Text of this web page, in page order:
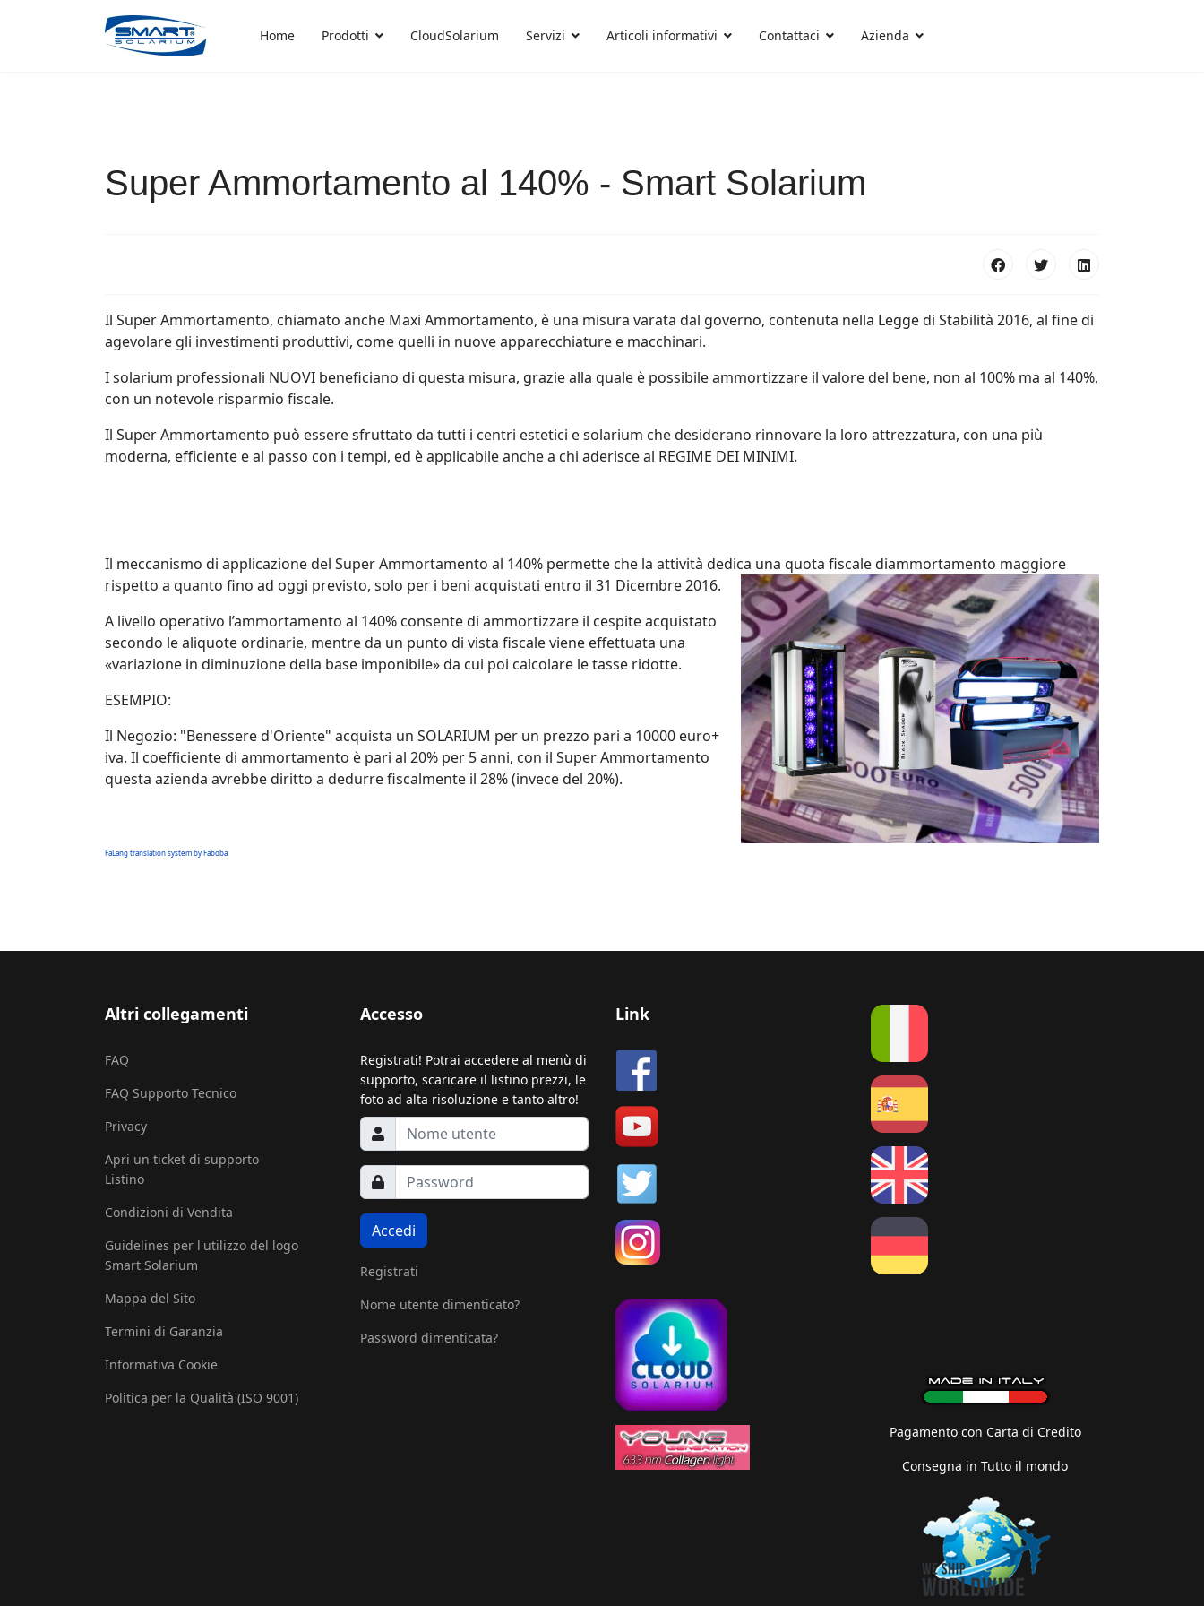
Home Prodotti CloudSolarium Servizi Articoli informativi Contattaci Azienda
Super Ammortamento al 140% - Smart Solarium
Il Super Ammortamento, chiamato anche Maxi Ammortamento, è una misura varata dal governo, contenuta nella Legge di Stabilità 2016, al fine di
agevolare gli investimenti produttivi, come quelli in nuove apparecchiature e macchinari.
I solarium professionali NUOVI beneficiano di questa misura, grazie alla quale è possibile ammortizzare il valore del bene, non al 100% ma al 140%,
con un notevole risparmio fiscale.
Il Super Ammortamento può essere sfruttato da tutti i centri estetici e solarium che desiderano rinnovare la loro attrezzatura, con una più
moderna, efficiente e al passo con i tempi, ed è applicabile anche a chi aderisce al REGIME DEI MINIMI.
Il meccanismo di applicazione del Super Ammortamento al 140% permette che la attività dedica una quota fiscale diammortamento maggiore
rispetto a quanto fino ad oggi previsto, solo per i beni acquistati entro il 31 Dicembre 2016.
A livello operativo l’ammortamento al 140% consente di ammortizzare il cespite acquistato
secondo le aliquote ordinarie, mentre da un punto di vista fiscale viene effettuata una
«variazione in diminuzione della base imponibile» da cui poi calcolare le tasse ridotte.
ESEMPIO:
Il Negozio: "Benessere d'Oriente" acquista un SOLARIUM per un prezzo pari a 10000 euro+
iva. Il coefficiente di ammortamento è pari al 20% per 5 anni, con il Super Ammortamento
questa azienda avrebbe diritto a dedurre fiscalmente il 28% (invece del 20%).
FaLang translation system by Faboba
Altri collegamenti
FAQ
FAQ Supporto Tecnico
Privacy
Apri un ticket di supporto
Listino
Condizioni di Vendita
Guidelines per l'utilizzo del logo
Smart Solarium
Mappa del Sito
Termini di Garanzia
Informativa Cookie
Politica per la Qualità (ISO 9001)
Accesso
Registrati! Potrai accedere al menù di
supporto, scaricare il listino prezzi, le
foto ad alta risoluzione e tanto altro!
Accedi
Registrati
Nome utente dimenticato?
Password dimenticata?
Link
Pagamento con Carta di Credito
Consegna in Tutto il mondo